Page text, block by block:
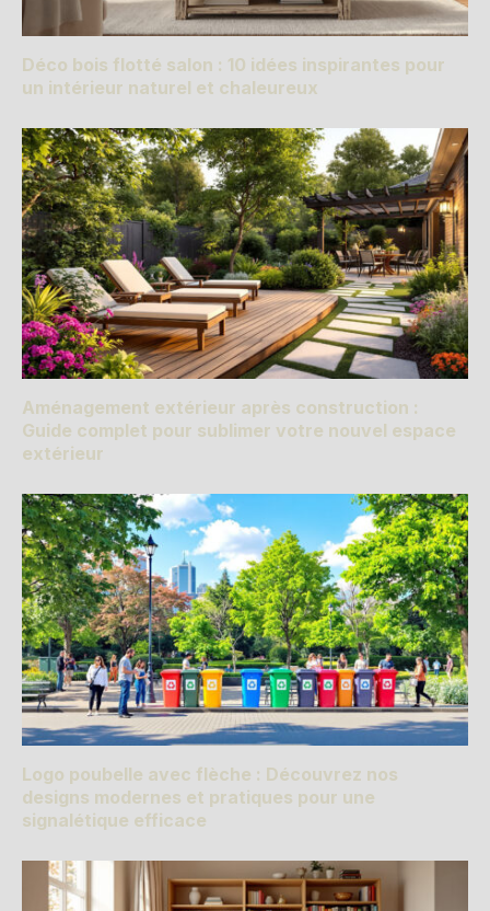
Déco bois flotté salon : 10 idées inspirantes pour
un intérieur naturel et chaleureux
Aménagement extérieur après construction :
Guide complet pour sublimer votre nouvel espace
extérieur
Logo poubelle avec flèche : Découvrez nos
designs modernes et pratiques pour une
signalétique efficace